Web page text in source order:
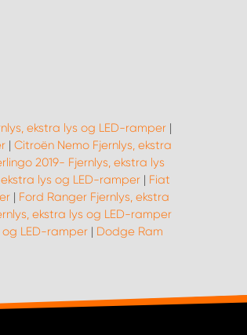
ekstra lys og LED-ramper |
| Citroën Nemo Fjernlys, ekstra
2019- Fjernlys, ekstra lys
lys og LED-ramper| Fiat
| Ford Ranger Fjernlys, ekstra
ekstra lys og LED-ramper
og LED-ramper | Dodge Ram